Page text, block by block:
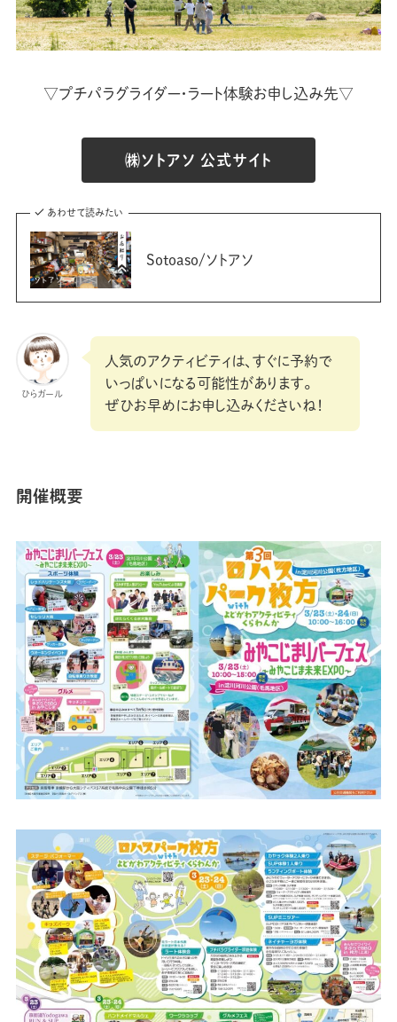
▽プチパラグライダー・ラート体験お申し込み先▽
㈱ソトアソ 公式サイト
あわせて読みたい
Sotoaso/ソトアソ
ひらガール
人気のアクティビティは、すぐに予約で
いっぱいになる可能性があります。
ぜひお早めにお申し込みくださいね！
開催概要